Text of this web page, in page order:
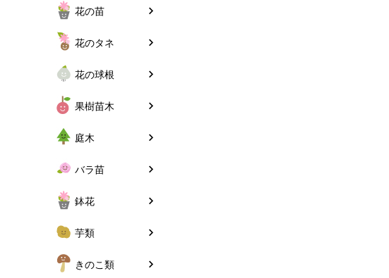
花の苗
花のタネ
花の球根
果樹苗木
庭木
バラ苗
鉢花
芋類
きのこ類